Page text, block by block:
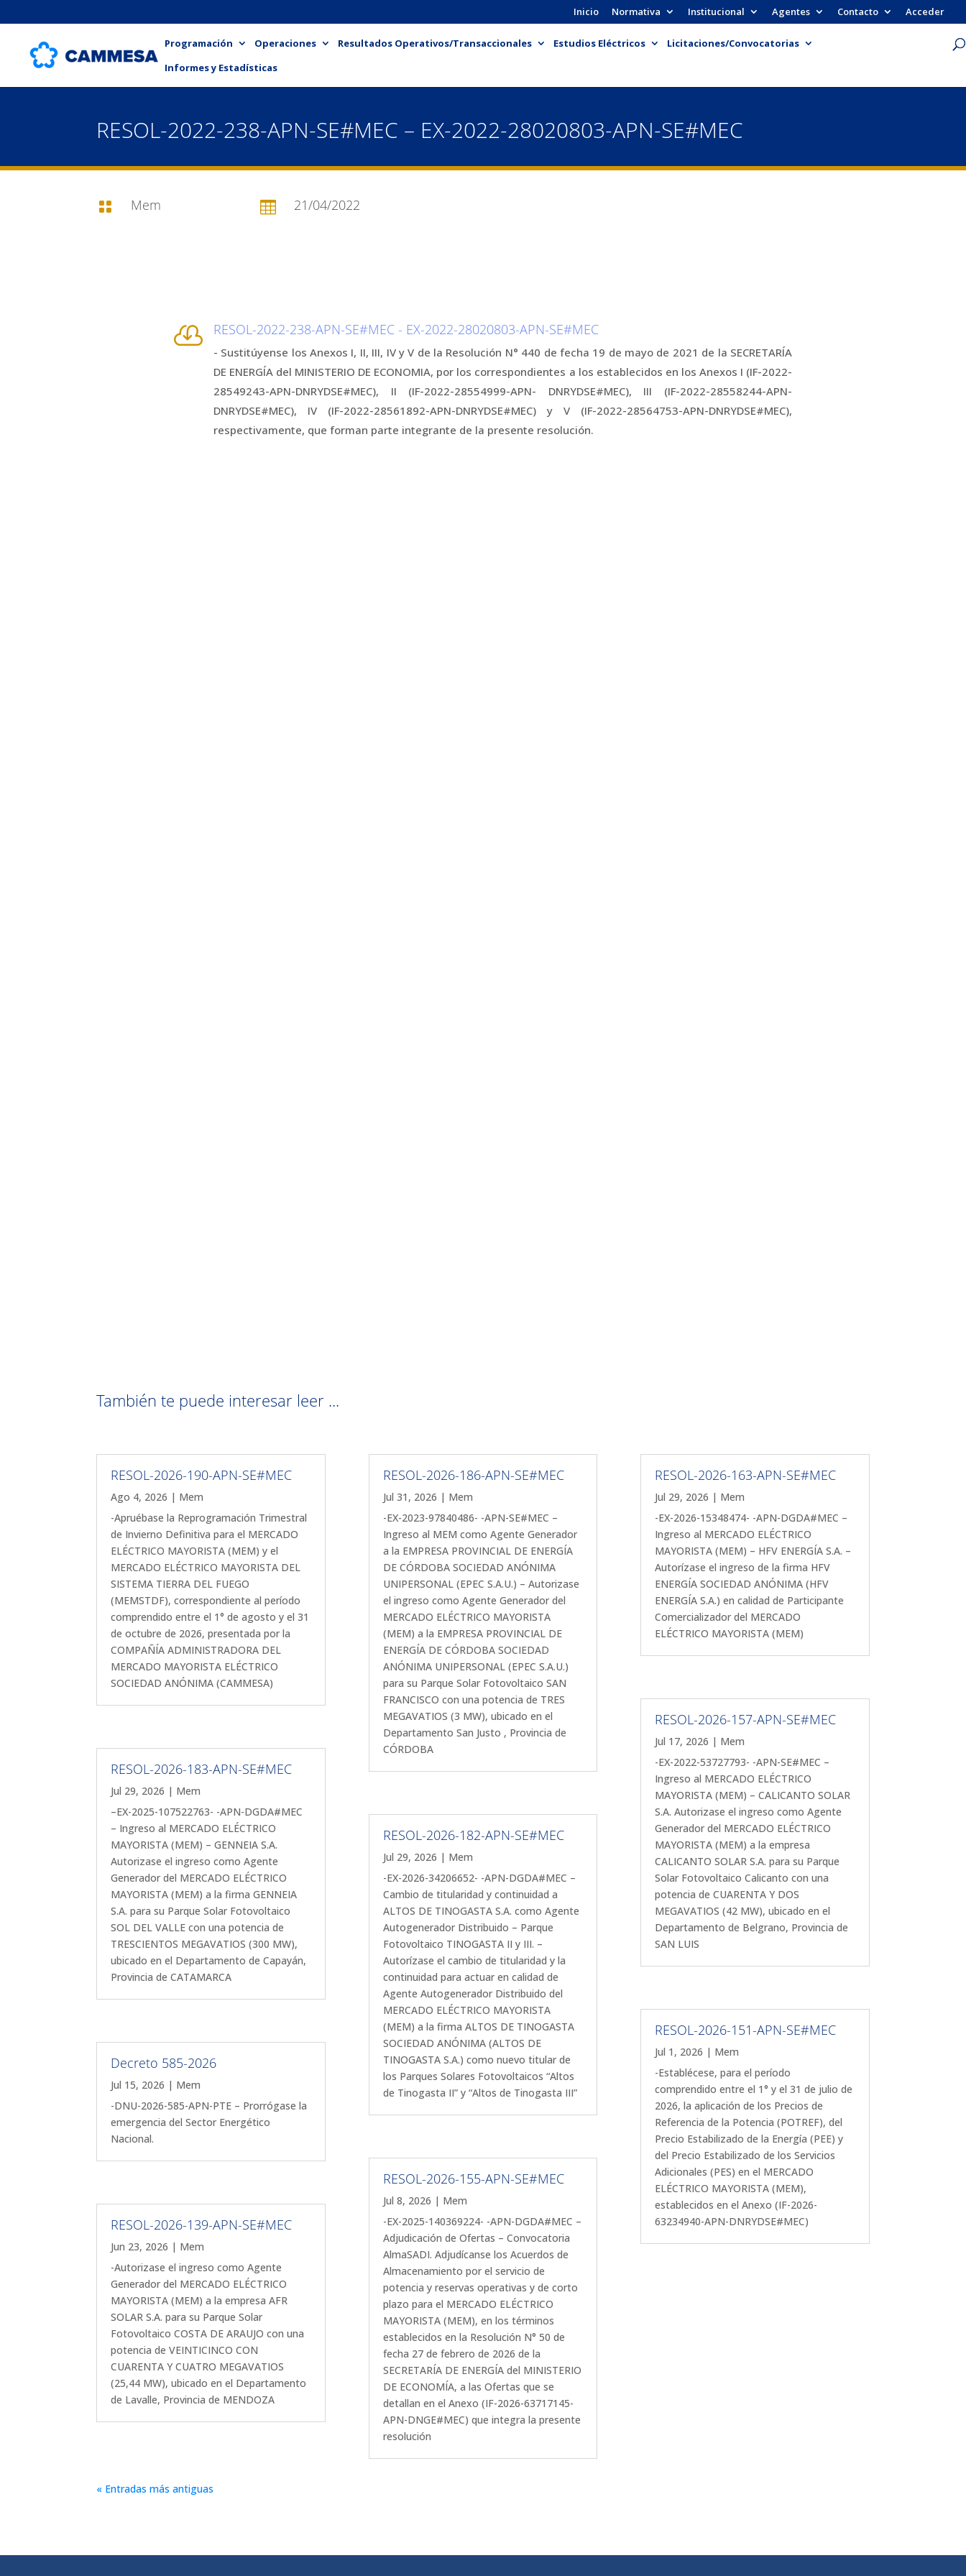
Inicio Normativa Institucional Agentes Contacto Acceder
Programación Operaciones Resultados Operativos/Transaccionales Estudios Eléctricos
Licitaciones/Convocatorias
Informes y Estadísticas
RESOL-2022-238-APN-SE#MEC – EX-2022-28020803-APN-SE#MEC
 Mem  21/04/2022
 RESOL-2022-238-APN-SE#MEC - EX-2022-28020803-APN-SE#MEC
- Sustitúyense los Anexos I, II, III, IV y V de la Resolución N° 440 de fecha 19 de mayo de 2021 de la SECRETARÍA
DE ENERGÍA del MINISTERIO DE ECONOMIA, por los correspondientes a los establecidos en los Anexos I (IF-2022-
28549243-APN-DNRYDSE#MEC), II (IF-2022-28554999-APN- DNRYDSE#MEC), III (IF-2022-28558244-APN-
DNRYDSE#MEC), IV (IF-2022-28561892-APN-DNRYDSE#MEC) y V (IF-2022-28564753-APN-DNRYDSE#MEC),
respectivamente, que forman parte integrante de la presente resolución.
También te puede interesar leer ...
RESOL-2026-190-APN-SE#MEC
Ago 4, 2026 | Mem
-Apruébase la Reprogramación Trimestral
de Invierno Definitiva para el MERCADO
ELÉCTRICO MAYORISTA (MEM) y el
MERCADO ELÉCTRICO MAYORISTA DEL
SISTEMA TIERRA DEL FUEGO
(MEMSTDF), correspondiente al período
comprendido entre el 1° de agosto y el 31
de octubre de 2026, presentada por la
COMPAÑÍA ADMINISTRADORA DEL
MERCADO MAYORISTA ELÉCTRICO
SOCIEDAD ANÓNIMA (CAMMESA)
RESOL-2026-183-APN-SE#MEC
Jul 29, 2026 | Mem
–EX-2025-107522763- -APN-DGDA#MEC
– Ingreso al MERCADO ELÉCTRICO
MAYORISTA (MEM) – GENNEIA S.A.
Autorizase el ingreso como Agente
Generador del MERCADO ELÉCTRICO
MAYORISTA (MEM) a la firma GENNEIA
S.A. para su Parque Solar Fotovoltaico
SOL DEL VALLE con una potencia de
TRESCIENTOS MEGAVATIOS (300 MW),
ubicado en el Departamento de Capayán,
Provincia de CATAMARCA
Decreto 585-2026
Jul 15, 2026 | Mem
-DNU-2026-585-APN-PTE – Prorrógase la
emergencia del Sector Energético
Nacional.
RESOL-2026-139-APN-SE#MEC
Jun 23, 2026 | Mem
-Autorizase el ingreso como Agente
Generador del MERCADO ELÉCTRICO
MAYORISTA (MEM) a la empresa AFR
SOLAR S.A. para su Parque Solar
Fotovoltaico COSTA DE ARAUJO con una
potencia de VEINTICINCO CON
CUARENTA Y CUATRO MEGAVATIOS
(25,44 MW), ubicado en el Departamento
de Lavalle, Provincia de MENDOZA
RESOL-2026-186-APN-SE#MEC
Jul 31, 2026 | Mem
-EX-2023-97840486- -APN-SE#MEC –
Ingreso al MEM como Agente Generador
a la EMPRESA PROVINCIAL DE ENERGÍA
DE CÓRDOBA SOCIEDAD ANÓNIMA
UNIPERSONAL (EPEC S.A.U.) – Autorizase
el ingreso como Agente Generador del
MERCADO ELÉCTRICO MAYORISTA
(MEM) a la EMPRESA PROVINCIAL DE
ENERGÍA DE CÓRDOBA SOCIEDAD
ANÓNIMA UNIPERSONAL (EPEC S.A.U.)
para su Parque Solar Fotovoltaico SAN
FRANCISCO con una potencia de TRES
MEGAVATIOS (3 MW), ubicado en el
Departamento San Justo , Provincia de
CÓRDOBA
RESOL-2026-182-APN-SE#MEC
Jul 29, 2026 | Mem
-EX-2026-34206652- -APN-DGDA#MEC –
Cambio de titularidad y continuidad a
ALTOS DE TINOGASTA S.A. como Agente
Autogenerador Distribuido – Parque
Fotovoltaico TINOGASTA II y III. –
Autorízase el cambio de titularidad y la
continuidad para actuar en calidad de
Agente Autogenerador Distribuido del
MERCADO ELÉCTRICO MAYORISTA
(MEM) a la firma ALTOS DE TINOGASTA
SOCIEDAD ANÓNIMA (ALTOS DE
TINOGASTA S.A.) como nuevo titular de
los Parques Solares Fotovoltaicos “Altos
de Tinogasta II” y “Altos de Tinogasta III”
RESOL-2026-155-APN-SE#MEC
Jul 8, 2026 | Mem
-EX-2025-140369224- -APN-DGDA#MEC –
Adjudicación de Ofertas – Convocatoria
AlmaSADI. Adjudícanse los Acuerdos de
Almacenamiento por el servicio de
potencia y reservas operativas y de corto
plazo para el MERCADO ELÉCTRICO
MAYORISTA (MEM), en los términos
establecidos en la Resolución N° 50 de
fecha 27 de febrero de 2026 de la
SECRETARÍA DE ENERGÍA del MINISTERIO
DE ECONOMÍA, a las Ofertas que se
detallan en el Anexo (IF-2026-63717145-
APN-DNGE#MEC) que integra la presente
resolución
RESOL-2026-163-APN-SE#MEC
Jul 29, 2026 | Mem
-EX-2026-15348474- -APN-DGDA#MEC –
Ingreso al MERCADO ELÉCTRICO
MAYORISTA (MEM) – HFV ENERGÍA S.A. –
Autorízase el ingreso de la firma HFV
ENERGÍA SOCIEDAD ANÓNIMA (HFV
ENERGÍA S.A.) en calidad de Participante
Comercializador del MERCADO
ELÉCTRICO MAYORISTA (MEM)
RESOL-2026-157-APN-SE#MEC
Jul 17, 2026 | Mem
-EX-2022-53727793- -APN-SE#MEC –
Ingreso al MERCADO ELÉCTRICO
MAYORISTA (MEM) – CALICANTO SOLAR
S.A. Autorizase el ingreso como Agente
Generador del MERCADO ELÉCTRICO
MAYORISTA (MEM) a la empresa
CALICANTO SOLAR S.A. para su Parque
Solar Fotovoltaico Calicanto con una
potencia de CUARENTA Y DOS
MEGAVATIOS (42 MW), ubicado en el
Departamento de Belgrano, Provincia de
SAN LUIS
RESOL-2026-151-APN-SE#MEC
Jul 1, 2026 | Mem
-Establécese, para el período
comprendido entre el 1° y el 31 de julio de
2026, la aplicación de los Precios de
Referencia de la Potencia (POTREF), del
Precio Estabilizado de la Energía (PEE) y
del Precio Estabilizado de los Servicios
Adicionales (PES) en el MERCADO
ELÉCTRICO MAYORISTA (MEM),
establecidos en el Anexo (IF-2026-
63234940-APN-DNRYDSE#MEC)
« Entradas más antiguas